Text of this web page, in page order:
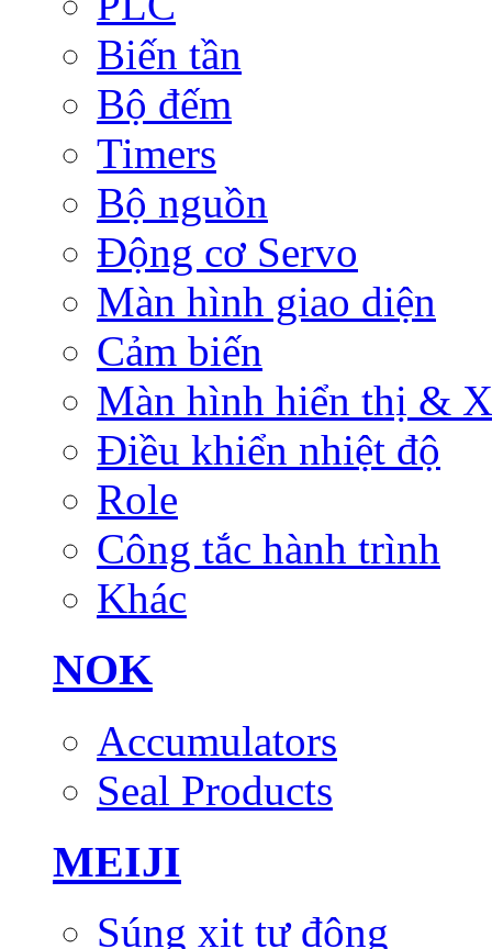
Biến tần
Bộ đếm
Timers
Bộ nguồn
Động cơ Servo
Màn hình giao diện
Cảm biến
Màn hình hiển thị &
Điều khiển nhiệt độ
Role
Công tắc hành trình
Khác
NOK
Accumulators
Seal Products
MEIJI
Súng xịt tự động